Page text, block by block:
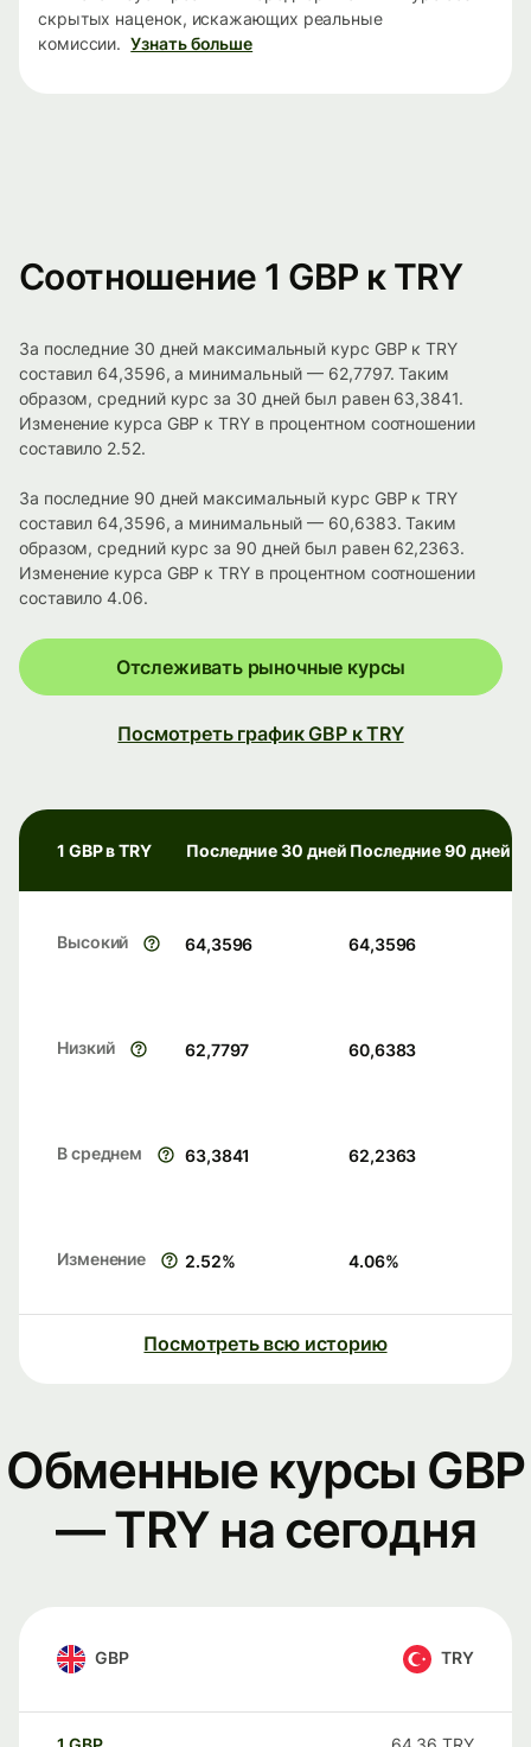
скрытых наценок, искажающих реальные
комиссии. Узнать больше
Соотношение 1 GBP к TRY
За последние 30 дней максимальный курс GBP к TRY
составил 64,3596, а минимальный — 62,7797. Таким
образом, средний курс за 30 дней был равен 63,3841.
Изменение курса GBP к TRY в процентном соотношении
составило 2.52.
За последние 90 дней максимальный курс GBP к TRY
составил 64,3596, а минимальный — 60,6383. Таким
образом, средний курс за 90 дней был равен 62,2363.
Изменение курса GBP к TRY в процентном соотношении
составило 4.06.
Отслеживать рыночные курсы
Посмотреть график GBP к TRY
1 GBP в TRY Последние 30 дней Последние 90 дней
Высокий 64,3596 64,3596
Низкий 62,7797 60,6383
В среднем 63,3841 62,2363
Изменение 2.52% 4.06%
Посмотреть всю историю
Обменные курсы GBP
— TRY на сегодня
GBP TRY